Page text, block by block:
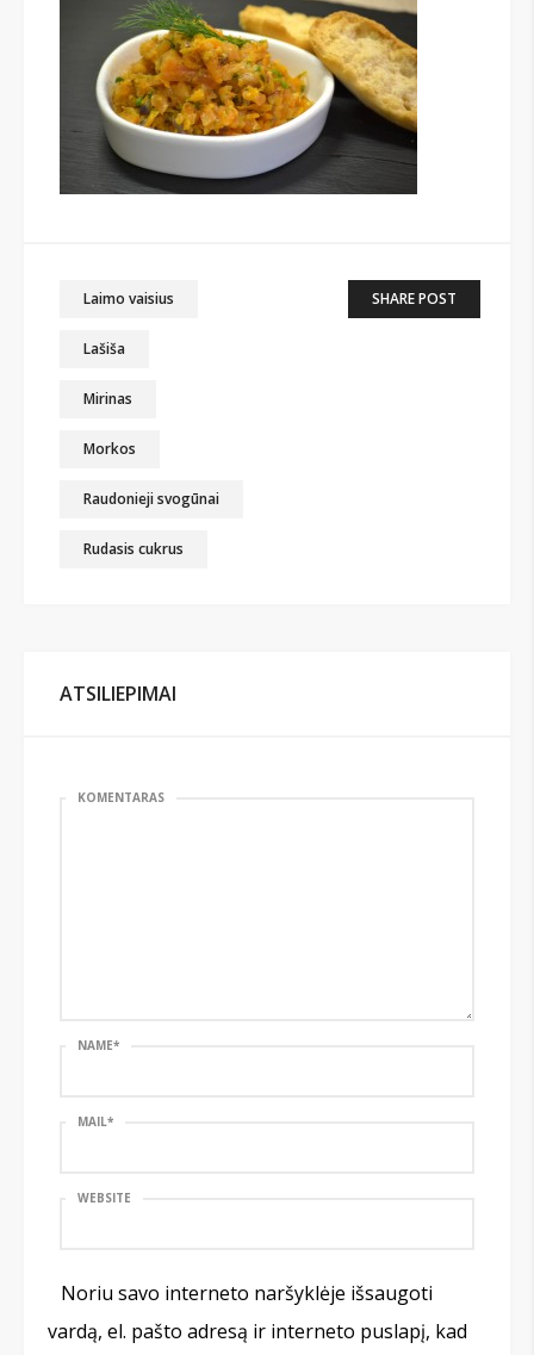
Laimo vaisius
Lašiša
Mirinas
Morkos
Raudonieji svogūnai
Rudasis cukrus
SHARE POST
ATSILIEPIMAI
KOMENTARAS
NAME*
MAIL*
WEBSITE
Noriu savo interneto naršyklėje išsaugoti
vardą, el. pašto adresą ir interneto puslapį, kad